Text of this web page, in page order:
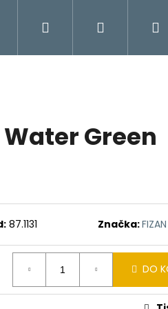
MojePřihlášení
Water Green
87.1131 Značka:FIZAN
DO